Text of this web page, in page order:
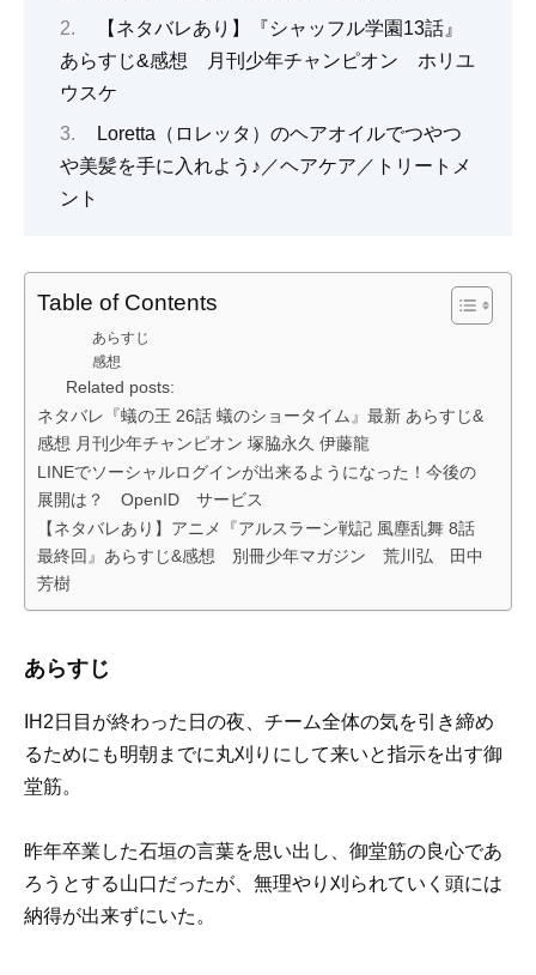
【ネタバレあり】『シャッフル学園13話』
あらすじ&感想 月刊少年チャンピオン ホリユ
ウスケ
Loretta（ロレッタ）のヘアオイルでつやつ
や美髪を手に入れよう♪／ヘアケア／トリートメ
ント
Table of Contents
あらすじ
感想
Related posts:
ネタバレ『蟻の王 26話 蟻のショータイム』最新 あらすじ&
感想 月刊少年チャンピオン 塚脇永久 伊藤龍
LINEでソーシャルログインが出来るようになった！今後の
展開は？ OpenID サービス
【ネタバレあり】アニメ『アルスラーン戦記 風塵乱舞 8話
最終回』あらすじ&感想 別冊少年マガジン 荒川弘 田中
芳樹
あらすじ
IH2日目が終わった日の夜、チーム全体の気を引き締め
るためにも明朝までに丸刈りにして来いと指示を出す御
堂筋。
昨年卒業した石垣の言葉を思い出し、御堂筋の良心であ
ろうとする山口だったが、無理やり刈られていく頭には
納得が出来ずにいた。